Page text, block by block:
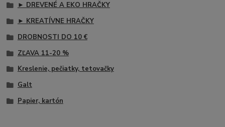
► DREVENÉ A EKO HRAČKY
► KREATÍVNE HRAČKY
DROBNOSTI DO 10 €
ZĽAVA 11-20 %
Kreslenie, pečiatky, tetovačky
Galt
Papier, kartón